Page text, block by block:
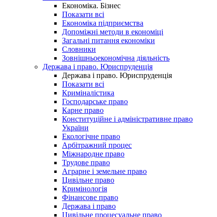
Економіка. Бізнес
Показати всі
Економіка підприємства
Допоміжні методи в економіці
Загальні питання економіки
Словники
Зовнішньоекономічна діяльність
Держава і право. Юриспруденція
Держава і право. Юриспруденція
Показати всі
Криміналістика
Господарське право
Карне право
Конституційне і адміністративне право
України
Екологічне право
Арбітражний процес
Міжнародне право
Трудове право
Аграрне і земельне право
Цивільне право
Кримінологія
Фінансове право
Держава і право
Цивільне процесуальне право